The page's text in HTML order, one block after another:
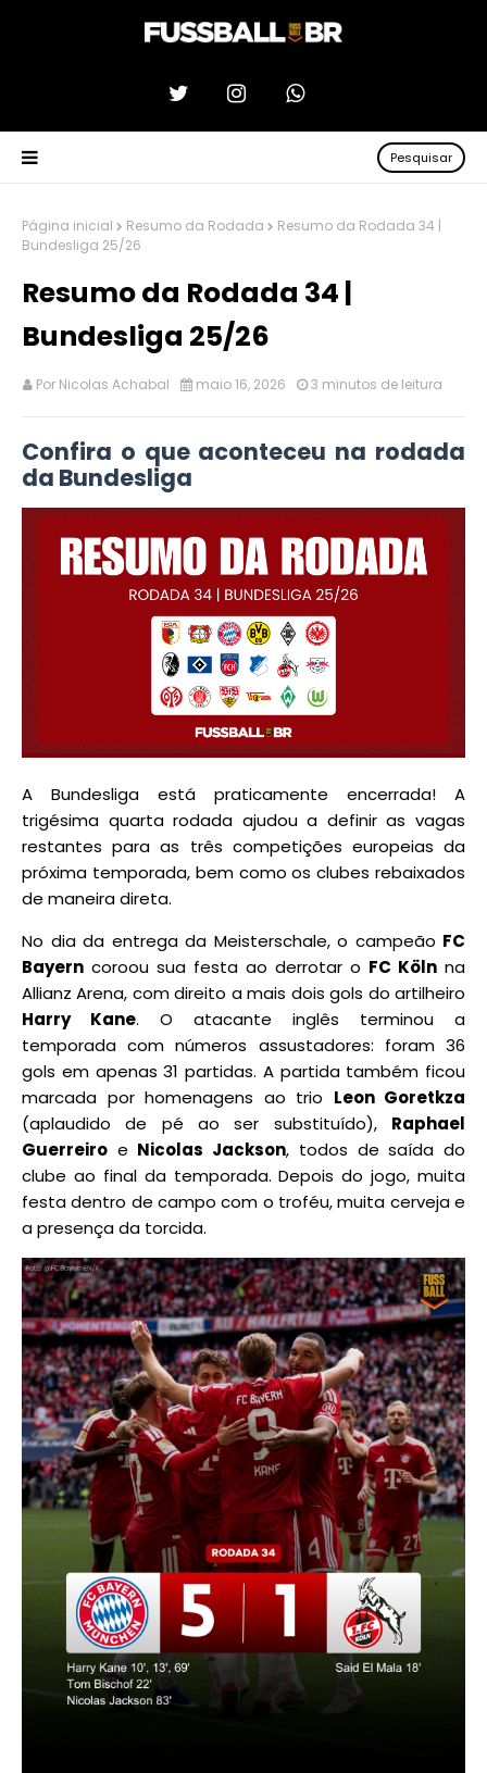
Pesquisar
Página inicial Resumo da Rodada
Resumo da Rodada 34 |
Bundesliga 25/26
Resumo da Rodada 34 |
Bundesliga 25/26
Por Nicolas Achabal maio 16, 2026 3 minutos de leitura
Confira o que aconteceu na rodada
da Bundesliga
A Bundesliga está praticamente encerrada! A
trigésima quarta rodada ajudou a definir as vagas
restantes para as três competições europeias da
próxima temporada, bem como os clubes rebaixados
de maneira direta.
No dia da entrega da Meisterschale, o campeão FC
Bayern coroou sua festa ao derrotar o FC Köln na
Allianz Arena, com direito a mais dois gols do artilheiro
Harry Kane. O atacante inglês terminou a
temporada com números assustadores: foram 36
gols em apenas 31 partidas. A partida também ficou
marcada por homenagens ao trio Leon Goretkza
(aplaudido de pé ao ser substituído), Raphael
Guerreiro e Nicolas Jackson, todos de saída do
clube ao final da temporada. Depois do jogo, muita
festa dentro de campo com o troféu, muita cerveja e
a presença da torcida.